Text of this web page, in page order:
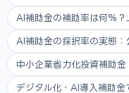
AI補助金の補助率は何%？
AI補助金の採択率の実態：
中小企業省力化投資補助金
デジタル化・AI導入補助金